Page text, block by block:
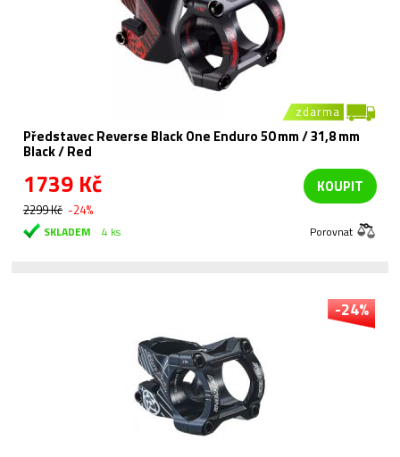
zdarma
Představec Reverse Black One Enduro 50 mm / 31,8 mm
Black / Red
1739 Kč
2299 Kč -24%
KOUPIT
SKLADEM 4 ks Porovnat
-24%